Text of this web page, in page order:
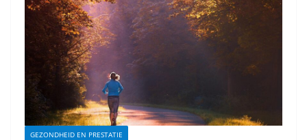
GEZONDHEID EN PRESTATIE